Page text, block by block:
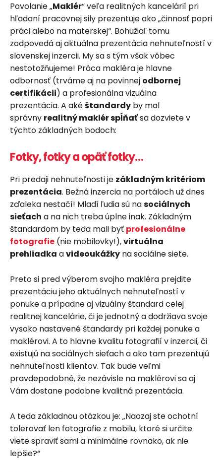
Povolanie „Maklér“ veľa realitných kancelárií pri
hľadaní pracovnej sily prezentuje ako „činnosť popri
práci alebo na materskej“. Bohužiaľ tomu
zodpovedá aj aktuálna prezentácia nehnuteľností v
slovenskej inzercii. My sa s tým však vôbec
nestotožňujeme! Práca makléra je hlavne
odbornosť (trváme aj na povinnej odbornej
certifikácii) a profesionálna vizuálna
prezentácia. A akéštandardy by mal
správny realitný maklér spĺňaťsa dozviete v
týchto základných bodoch:
Fotky, fotky a opäť fotky…
Pri predaji nehnuteľnosti je základným kritériom
prezentácia. Bežná inzercia na portáloch už dnes
zďaleka nestačí! Mladí ľudia sú nasociálnych
sieťach a na nich treba úplne inak. Základným
štandardom by teda mali byť profesionálne
fotografie (nie mobilovky!),virtuálna
prehliadka avideoukážky na sociálne siete.
Preto si pred výberom svojho makléra prejdite
prezentáciu jeho aktuálnych nehnuteľností v
ponuke a prípadne aj vizuálny štandard celej
realitnej kancelárie, či je jednotný a dodržiava svoje
vysoko nastavené štandardy pri každej ponuke a
maklérovi. A to hlavne kvalitu fotografií v inzercii, či
existujú na sociálnych sieťach a ako tam prezentujú
nehnuteľnosti klientov. Tak bude veľmi
pravdepodobné, že nezávisle na maklérovi sa aj
Vám dostane podobne kvalitná prezentácia.
A teda základnou otázkou je: „Naozaj ste ochotní
tolerovať len fotografie z mobilu, ktoré si určite
viete spraviť sami a minimálne rovnako, ak nie
lepšie?“